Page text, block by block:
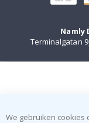
Namly
Terminalgatan
We gebruiken cookies